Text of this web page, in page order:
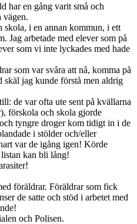
har en gång varit små och
vägen.
skola, i en annan kommun, i ett
Jag arbetade med elever som på
som vi inte lyckades med hade
som var svåra att nå, komma på
jag kunde förstå men aldrig
de var ofta ute sent på kvällarna
förskola och skola gjorde
tyngre droger kom tidigt in i de
i stölder och/eller
var de igång igen! Körde
kan bli lång!
föräldrar. Föräldrar som fick
de satte och stöd i arbetet med
och Polisen.